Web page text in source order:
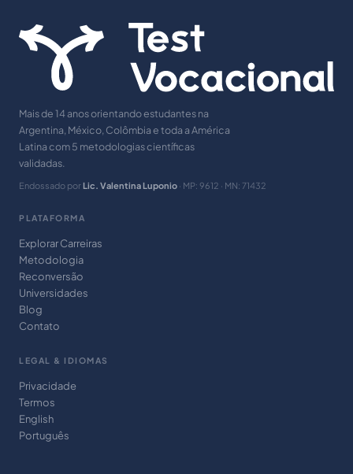
Mais de 14 anos orientando estudantes na
Argentina, México, Colômbia e toda a América
Latina com 5 metodologias científicas
validadas.
Endossado por Lic. Valentina Luponio · MP: 9612 · MN: 71432
PLATAFORMA
Explorar Carreiras
Metodologia
Reconversão
Universidades
Blog
Contato
LEGAL & IDIOMAS
Privacidade
Termos
English
Português